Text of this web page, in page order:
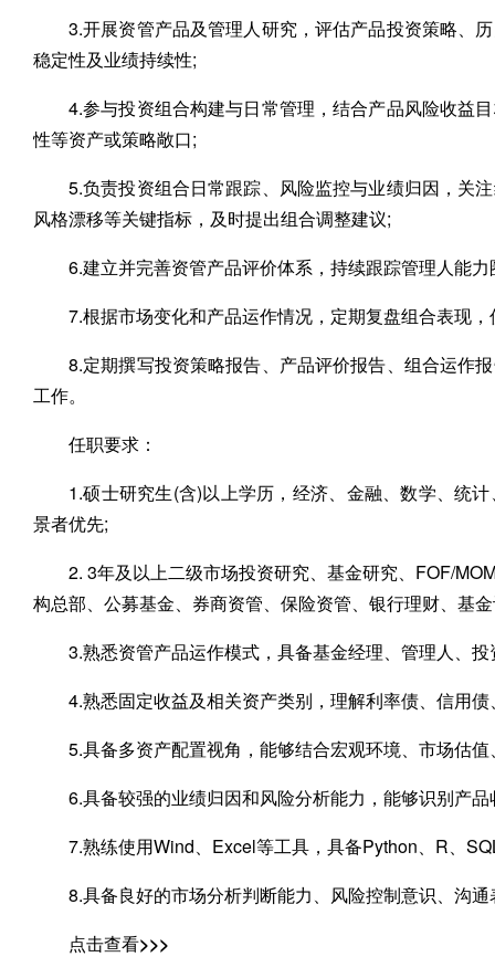
3.开展资管产品及管理人研究，评估产品投资策略、
稳定性及业绩持续性;
4.参与投资组合构建与日常管理，结合产品风险收益
性等资产或策略敞口;
5.负责投资组合日常跟踪、风险监控与业绩归因，关
风格漂移等关键指标，及时提出组合调整建议;
6.建立并完善资管产品评价体系，持续跟踪管理人能
7.根据市场变化和产品运作情况，定期复盘组合表现
8.定期撰写投资策略报告、产品评价报告、组合运作
工作。
任职要求：
1.硕士研究生(含)以上学历，经济、金融、数学、统
景者优先;
2. 3年及以上二级市场投资研究、基金研究、FOF/
构总部、公募基金、券商资管、保险资管、银行理财、基
3.熟悉资管产品运作模式，具备基金经理、管理人、
4.熟悉固定收益及相关资产类别，理解利率债、信用
5.具备多资产配置视角，能够结合宏观环境、市场估
6.具备较强的业绩归因和风险分析能力，能够识别产
7.熟练使用Wind、Excel等工具，具备Python、R、
8.具备良好的市场分析判断能力、风险控制意识、沟
点击查看>>>